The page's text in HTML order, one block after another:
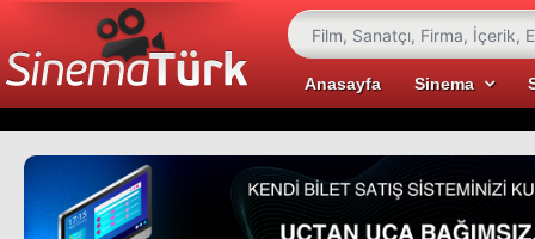
Anasayfa Sinema